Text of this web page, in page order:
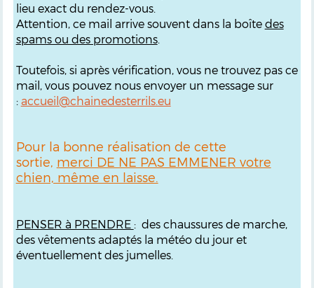
lieu exact du rendez-vous.
Attention, ce mail arrive souvent dans la boîte des
spams ou des promotions.
Toutefois, si après vérification, vous ne trouvez pas ce
mail, vous pouvez nous envoyer un message sur
: accueil@chainedesterrils.eu
Pour la bonne réalisation de cette
sortie, merci DE NE PAS EMMENER votre
chien, même en laisse.
PENSER à PRENDRE : des chaussures de marche,
des vêtements adaptés la météo du jour et
éventuellement des jumelles.